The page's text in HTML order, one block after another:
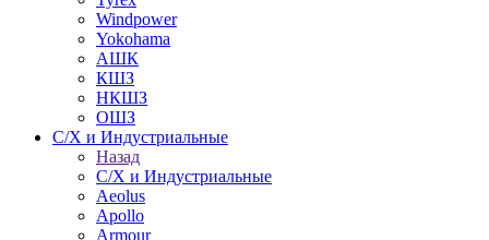
Windpower
Yokohama
АШК
КШЗ
НКШЗ
ОШЗ
С/Х и Индустриальные
Назад
С/Х и Индустриальные
Aeolus
Apollo
Armour